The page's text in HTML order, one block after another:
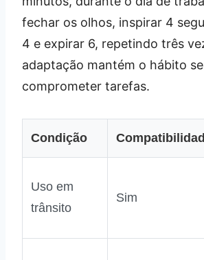
fechar os olhos, inspirar 4
4 e expirar 6, repetindo três
adaptação mantém o hábito
comprometer tarefas.
Condição
Uso em
trânsito
Sim